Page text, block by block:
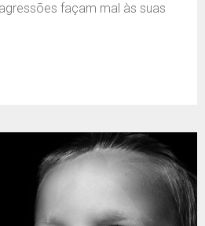
façam mal às suas